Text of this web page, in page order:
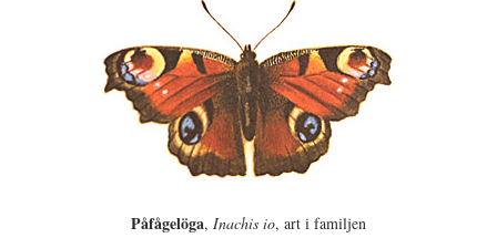
Påfågelöga, Inachis io, art i familjen